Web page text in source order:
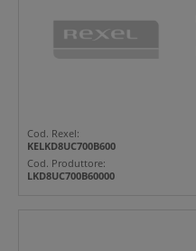
Cod. Rexel:
KELKD8UC700B600
Cod. Produttore:
LKD8UC700B60000